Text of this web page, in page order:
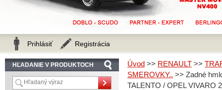
Úvod >> RENAULT >>
SMEROVKY.. >> Zadné
TALENTO / OPEL VIVARO
HĽADANIE V PRODUKTOCH
Prihlásiť Registrácia